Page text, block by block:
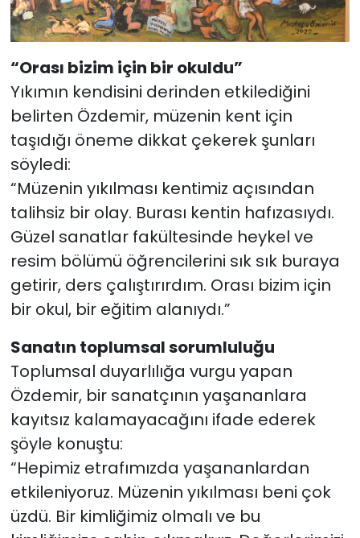
“Orası bizim için bir okuldu”
Yıkımın kendisini derinden etkilediğini
belirten Özdemir, müzenin kent için
taşıdığı öneme dikkat çekerek şunları
söyledi:
“Müzenin yıkılması kentimiz açısından
talihsiz bir olay. Burası kentin hafızasıydı.
Güzel sanatlar fakültesinde heykel ve
resim bölümü öğrencilerini sık sık buraya
getirir, ders çalıştırırdım. Orası bizim için
bir okul, bir eğitim alanıydı.”
Sanatın toplumsal sorumluluğu
Toplumsal duyarlılığa vurgu yapan
Özdemir, bir sanatçının yaşananlara
kayıtsız kalamayacağını ifade ederek
şöyle konuştu:
“Hepimiz etrafımızda yaşananlardan
etkileniyoruz. Müzenin yıkılması beni çok
üzdü. Bir kimliğimiz olmalı ve bu